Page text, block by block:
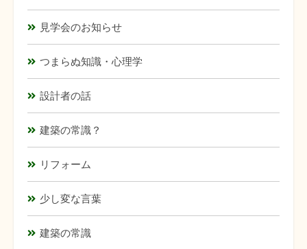
見学会のお知らせ
つまらぬ知識・心理学
設計者の話
建築の常識？
リフォーム
少し変な言葉
建築の常識